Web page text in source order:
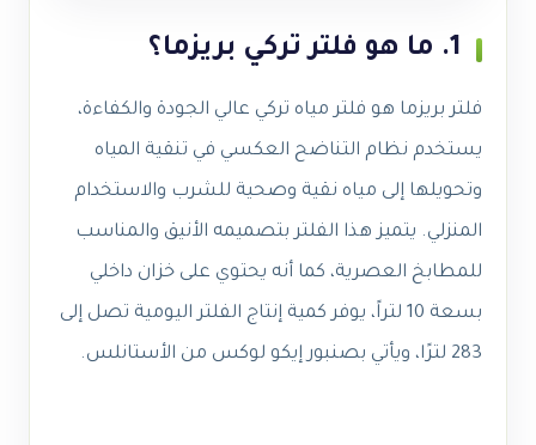
1. ما هو فلتر تركي بريزما؟
فلتر بريزما هو فلتر مياه تركي عالي الجودة والكفاءة،
يستخدم نظام التناضح العكسي في تنقية المياه
وتحويلها إلى مياه نقية وصحية للشرب والاستخدام
المنزلي. يتميز هذا الفلتر بتصميمه الأنيق والمناسب
للمطابخ العصرية، كما أنه يحتوي على خزان داخلي
بسعة 10 لتراً، يوفر كمية إنتاج الفلتر اليومية تصل إلى
283 لترًا، ويأتي بصنبور إيكو لوكس من الأستانلس.